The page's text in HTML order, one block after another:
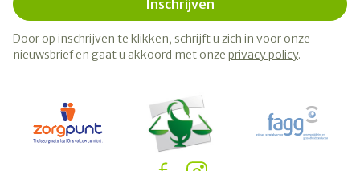
Inschrijven
Door op inschrijven te klikken, schrijft u zich in voor onze
nieuwsbrief en gaat u akkoord met onze privacy policy.